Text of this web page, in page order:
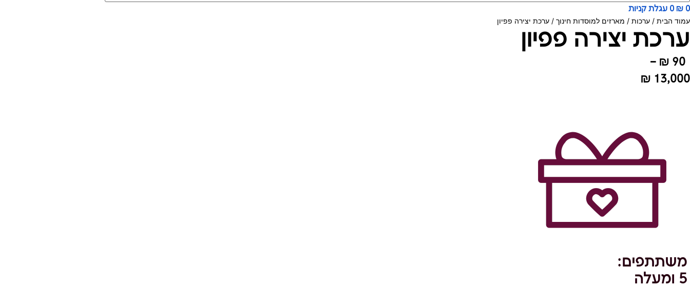
₪ 0
0 עגלת קניות
עמוד הבית / ערכות / מארזים למוסדות חינוך / ערכת יצירה פפיון
ערכת יצירה פפיון
₪90
–
₪ 13,000
עד
⁦₪ 13,000⁩
משתתפים:
5 ומעלה